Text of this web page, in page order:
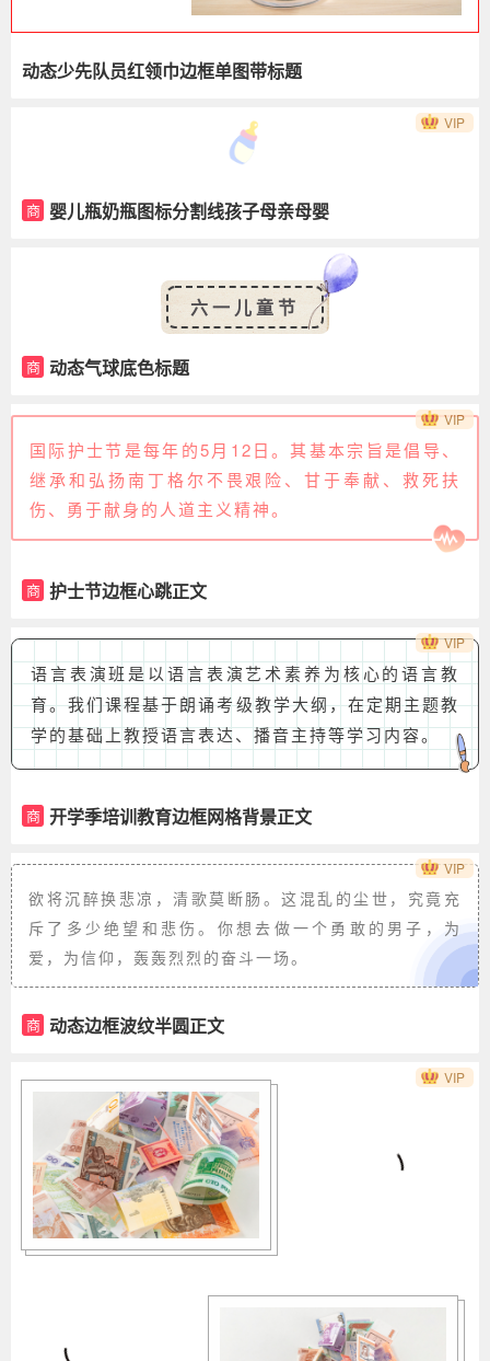
动态少先队员红领巾边框单图带标题
商 婴儿瓶奶瓶图标分割线孩子母亲母婴
VIP
六一儿童节
商 动态气球底色标题
国际护士节是每年的5月12日。其基本宗旨是倡导、
继承和弘扬南丁格尔不畏艰险、甘于奉献、救死扶
伤、勇于献身的人道主义精神。
商 护士节边框心跳正文
VIP
语言表演班是以语言表演艺术素养为核心的语言教
育。我们课程基于朗诵考级教学大纲，在定期主题教
学的基础上教授语言表达、播音主持等学习内容。
商 开学季培训教育边框网格背景正文
VIP
欲将沉醉换悲凉，清歌莫断肠。这混乱的尘世，究竟充
斥了多少绝望和悲伤。你想去做一个勇敢的男子，为
爱，为信仰，轰轰烈烈的奋斗一场。
商 动态边框波纹半圆正文
VIP
VIP